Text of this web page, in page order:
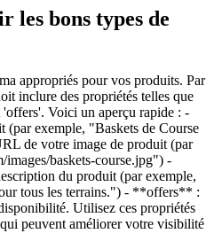
les bons types de
appropriés pour vos produits. Par
inclure des propriétés telles que
Voici un aperçu rapide : -
exemple, "Baskets de Course
de votre image de produit (par
baskets-course.jpg") -
du produit (par exemple,
tous les terrains.") - **offers** :
Utilisez ces propriétés
peuvent améliorer votre visibilité